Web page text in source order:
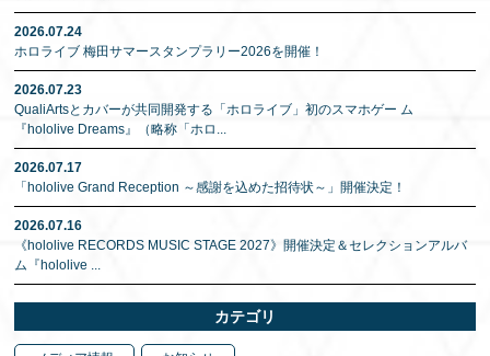
2026.07.24
ホロライブ 梅田サマースタンプラリー2026を開催！
2026.07.23
QualiArtsとカバーが共同開発する「ホロライブ」初のスマホゲー ム
『hololive Dreams』（略称「ホロ ...
2026.07.17
「hololive Grand Reception ～感謝を込めた招待状～」開催決定！
2026.07.16
《hololive RECORDS MUSIC STAGE 2027》開催決定＆セレクションアルバ
ム『hololive ...
カテゴリ